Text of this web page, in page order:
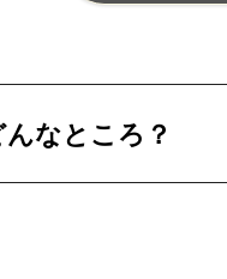
なところ？